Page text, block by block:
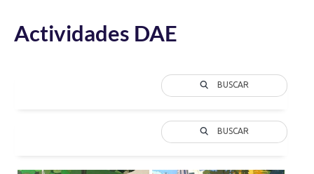
Actividades DAE
BUSCAR
BUSCAR